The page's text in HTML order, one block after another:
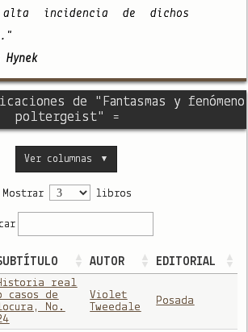
incidencia de dichos
de "Fantasmas y fenómeno
poltergeist" =
Ver columnas ▼
Mostrar libros
AUTOR EDITORIAL
real
casos de
No.
Violet
Tweedale
Posada